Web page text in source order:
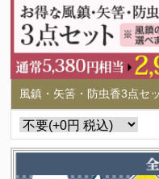
風鎮・矢筈・防虫香3点セ